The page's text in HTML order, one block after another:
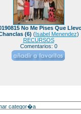
No Me Pises Que
(6) (Isabel Menendez)
RECURSOS
Comentarios: 0